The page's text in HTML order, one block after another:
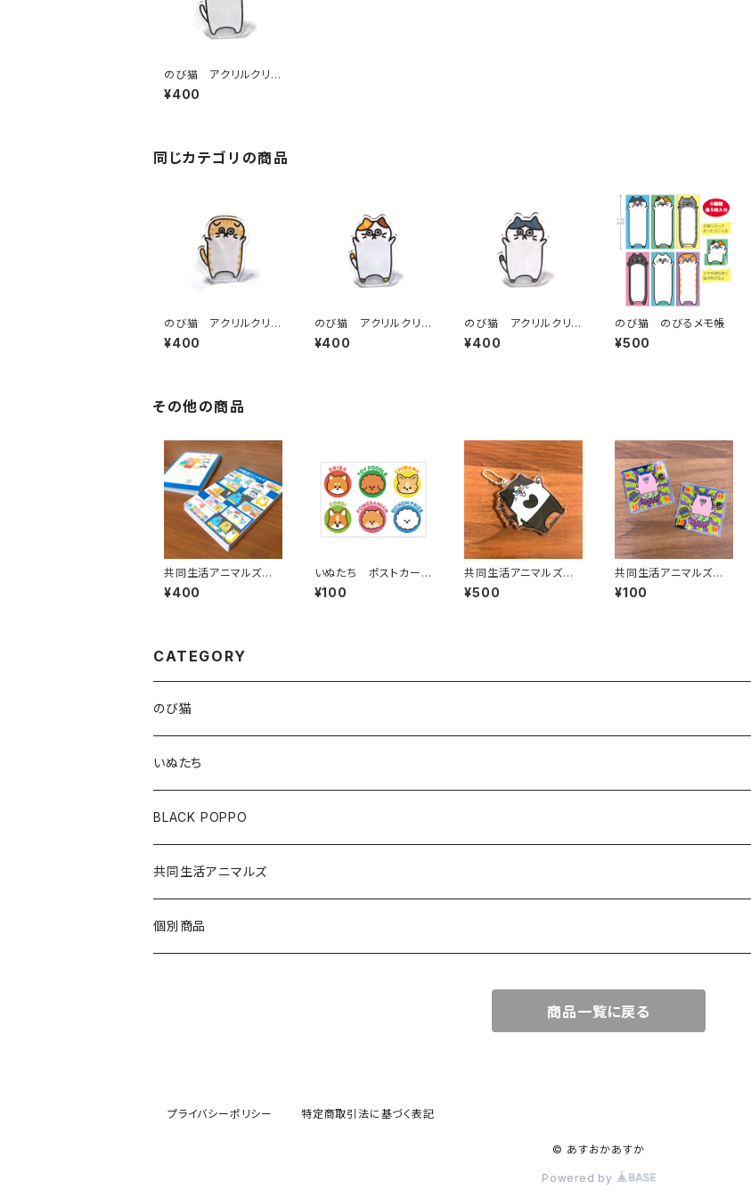
のび猫 アクリルクリッ
プスタンド（しろ猫）
¥400
同じカテゴリの商品
のび猫 アクリルクリッ
プスタンド（みみ猫）
¥400
のび猫 アクリルクリッ
プスタンド（みけねこ）
¥400
のび猫 アクリルクリッ
プスタンド（ハチワレ）
¥400
のび猫 のびるメモ帳
¥500
その他の商品
共同生活アニマルズ
メモ帳（場面写）
¥400
いぬたち ポストカード
（フェイス）
¥100
共同生活アニマルズ
アクリルボールチェーン
（金子）
¥500
共同生活アニマルズ
キラキラステッカー（渋
谷）
¥100
CATEGORY
のび猫
布製コースター
ハチワレ
みけねこ
アクリルクリップスタンド
アクリルクリップ
アクリルボールチェーン
いぬたち
布製コースター
アクリルボールチェーン
ポストカード
BLACK POPPO
ポストカード
A5クリアファイル
共同生活アニマルズ
クッションキーホルダー
個別商品
商品一覧に戻る
プライバシーポリシー 特定商取引法に基づく表記
© あすおかあすか
Powered by